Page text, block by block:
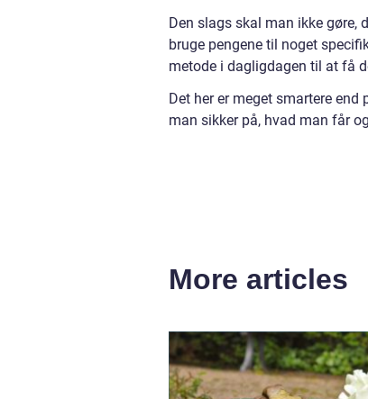
Den slags skal man ikke gøre,
bruge pengene til noget
metode i dagligdagen til at få
Det her er meget smartere end
man sikker på, hvad man får
More articles